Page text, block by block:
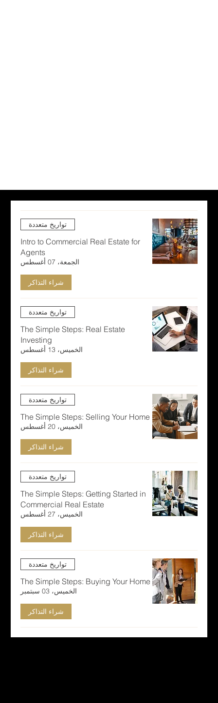
تواريخ متعددة
Intro to Commercial Real Estate for
Agents
الجمعة، 07 أغسطس
شراء التذاكر
تواريخ متعددة
The Simple Steps: Real Estate
Investing
الخميس، 13 أغسطس
شراء التذاكر
تواريخ متعددة
The Simple Steps: Selling Your Home
الخميس، 20 أغسطس
شراء التذاكر
تواريخ متعددة
The Simple Steps: Getting Started in
Commercial Real Estate
الخميس، 27 أغسطس
شراء التذاكر
تواريخ متعددة
The Simple Steps: Buying Your Home
الخميس، 03 سبتمبر
شراء التذاكر